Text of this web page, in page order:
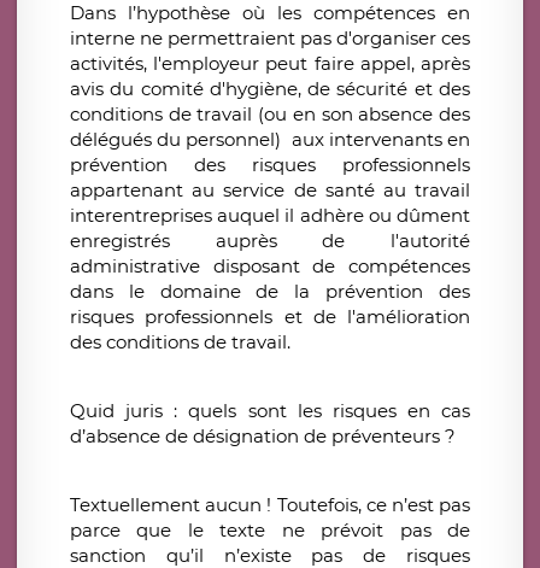
Dans l’hypothèse où les compétences en
interne ne permettraient pas d'organiser ces
activités, l'employeur peut faire appel, après
avis du comité d'hygiène, de sécurité et des
conditions de travail (ou en son absence des
délégués du personnel) aux intervenants en
prévention des risques professionnels
appartenant au service de santé au travail
interentreprises auquel il adhère ou dûment
enregistrés auprès de l'autorité
administrative disposant de compétences
dans le domaine de la prévention des
risques professionnels et de l'amélioration
des conditions de travail.
Quid juris : quels sont les risques en cas
d’absence de désignation de préventeurs ?
Textuellement aucun ! Toutefois, ce n’est pas
parce que le texte ne prévoit pas de
sanction qu’il n’existe pas de risques